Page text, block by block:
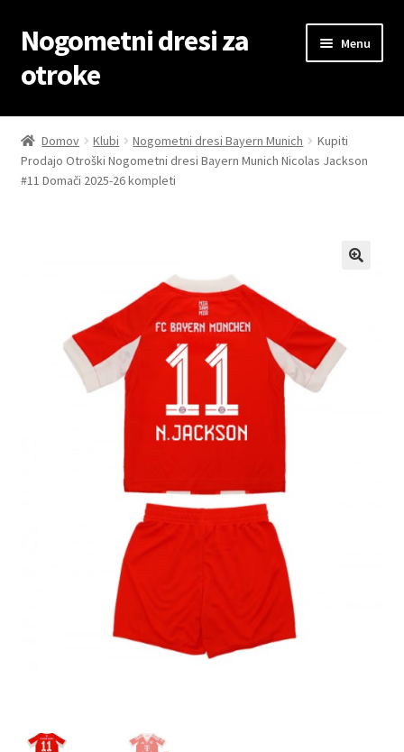
Skip
to
navigation
Skip
to
content
Nogometni dresi za
otroke
Menu
Domov
Blog
Trgovina
Domov Klubi Nogometni dresi Bayern Munich
Kupiti
Prodajo Otroški Nogometni dresi Bayern Munich Nicolas Jackson
#11 Domači 2025-26 kompleti